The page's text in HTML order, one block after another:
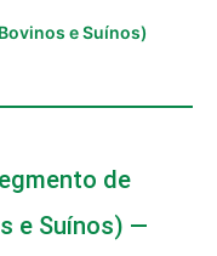
e Suínos)
de
e Suínos) —